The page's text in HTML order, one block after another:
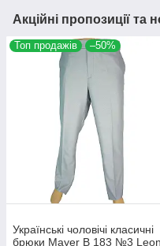
Акційні пропозиції та
Топ продажів –50%
Українські чоловічі класичні
брюки Mayer B 183 №3 Leon